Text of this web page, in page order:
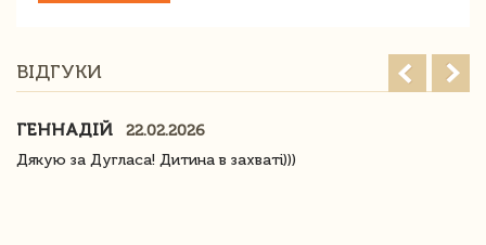
ВІДГУКИ
ГЕННАДІЙ
22.02.2026
Дякую за Дугласа! Дитина в захваті)))